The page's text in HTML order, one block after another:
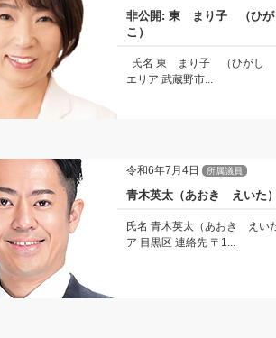
非公開: 東 まり子 （ひ
こ）
氏名 東 まり子 （ひがし
エリア 武蔵野市...
令和6年7月4日 所属議員
青木英太（あおき えいた）
氏名 青木英太（あおき えい
ア 目黒区 連絡先 〒1...